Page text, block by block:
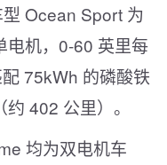
Ocean Sport 为
电机，0-60 英里每
75kWh 的磷酸铁
402 公里）。
均为双电机车